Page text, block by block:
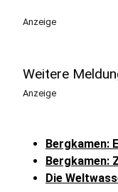
Anzeige
Weitere
Anzeige
Bergkamen:
Bergkamen:
Die